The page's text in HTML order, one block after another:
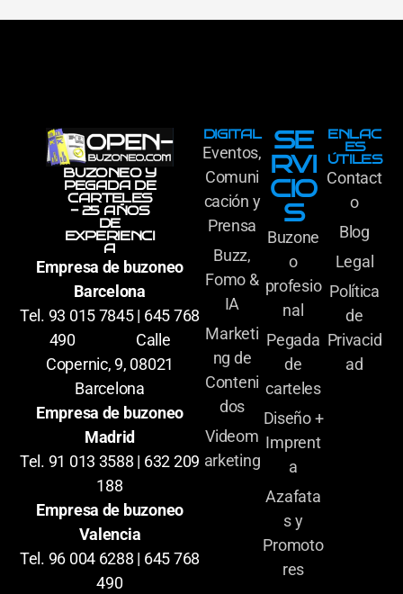
BUZONEO Y
PEGADA DE
CARTELES
- 25 AÑOS
DE
EXPERIENCI
A
Empresa de buzoneo
Barcelona
Tel. 93 015 7845 | 645 768
490 Calle
Copernic, 9, 08021
Barcelona
Empresa de buzoneo
Madrid
Tel. 91 013 3588 | 632 209
188
Empresa de buzoneo
Valencia
Tel. 96 004 6288 | 645 768
490
DIGITAL
Eventos,
Comuni
cación y
Prensa
Buzz,
Fomo &
IA
Marketi
ng de
Conteni
dos
Videom
arketing
SE
RVI
CIO
S
Buzone
o
profesio
nal
Pegada
de
carteles
Diseño +
Imprent
a
Azafata
s y
Promoto
res
ENLAC
ES
ÚTILES
Contact
o
Blog
Legal
Política
de
Privacid
ad